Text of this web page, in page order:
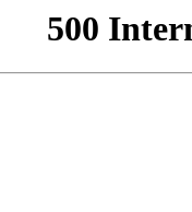
500